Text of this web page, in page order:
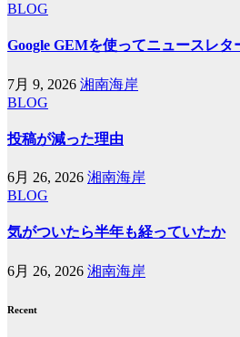
ビ
ゲ
シ
ョ
ン
BLOG
Google GEMを使ってニュースレタ
7月 9, 2026 湘南海岸
BLOG
投稿が減った理由
6月 26, 2026 湘南海岸
BLOG
気がついたら半年も経っていたか
6月 26, 2026 湘南海岸
Recent